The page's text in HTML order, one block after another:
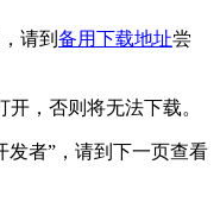
请到 备用下载地址尝
开，否则将无法下载。
发者”，请到下一页查看